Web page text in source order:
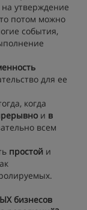
утверждение
потом можно
события,
для ее
когда
и в
всем
простой и
бизнесов